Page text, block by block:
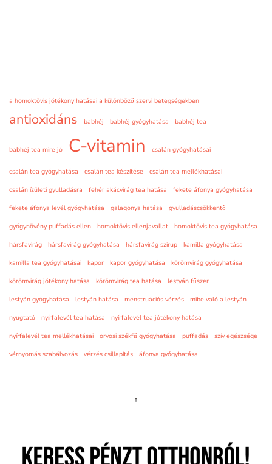
a homoktövis jótékony hatásai a különböző szervi betegségekben
antioxidáns babhéj babhéj gyógyhatása babhéj tea
babhéj tea mire jó C-vitamin csalán gyógyhatásai
csalán tea gyógyhatása csalán tea készítése
csalán tea mellékhatásai
csalán ízületi gyulladásra
fehér akácvirág tea hatása
fekete áfonya gyógyhatása
fekete áfonya levél gyógyhatása
galagonya hatása
gyulladáscsökkentő
gyógynövény puffadás ellen
homoktövis ellenjavallat
homoktövis tea gyógyhatása
hársfavirág
hársfavirág gyógyhatása hársfavirág szirup
kamilla gyógyhatása
kamilla tea gyógyhatásai
kapor kapor gyógyhatása
körömvirág gyógyhatása
körömvirág jótékony hatása
körömvirág tea hatása
lestyán fűszer
lestyán gyógyhatása
lestyán hatása menstruációs vérzés
mibe való a lestyán
nyugtató
nyírfalevél tea hatása
nyírfalevél tea jótékony hatása
nyírfalevél tea mellékhatásai
orvosi székfű gyógyhatása puffadás
szív egészsége
vérnyomás szabályozás
vérzés csillapítás áfonya gyógyhatása